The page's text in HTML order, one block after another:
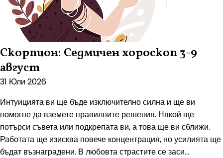
Скорпион: Седмичен хороскоп 3-9
август
31 Юли 2026
Интуицията ви ще бъде изключително силна и ще ви
помогне да вземете правилните решения. Някой ще
потърси съвета или подкрепата ви, а това ще ви сближи.
Работата ще изисква повече концентрация, но усилията ще
бъдат възнаградени. В любовта страстите се заси...